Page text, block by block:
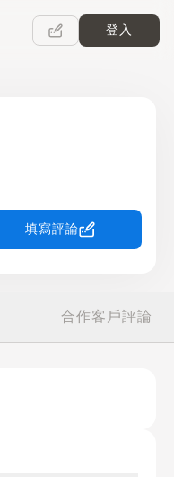
登入
填寫評論
合作客戶評論